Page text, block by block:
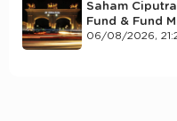
Saham
Fund & Fund
06/08/2026,